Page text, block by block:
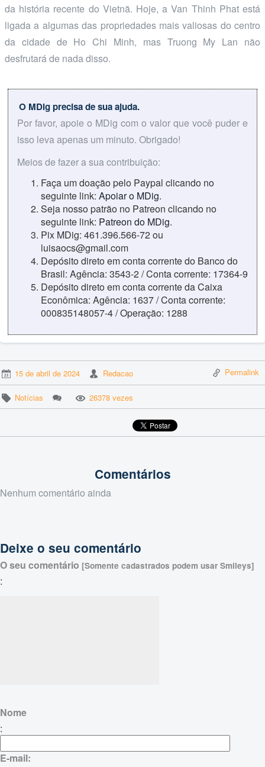
da história recente do Vietnã. Hoje, a Van Thinh Phat está
ligada a algumas das propriedades mais valiosas do centro
da cidade de Ho Chi Minh, mas Truong My Lan não
desfrutará de nada disso.
O MDig precisa de sua ajuda.
Por favor, apoie o MDig com o valor que você puder e
isso leva apenas um minuto. Obrigado!
Meios de fazer a sua contribuição:
Faça um doação pelo Paypal clicando no
seguinte link: Apoiar o MDig.
Seja nosso patrão no Patreon clicando no
seguinte link: Patreon do MDig.
Pix MDig: 461.396.566-72 ou
luisaocs@gmail.com
Depósito direto em conta corrente do Banco do
Brasil: Agência: 3543-2 / Conta corrente: 17364-9
Depósito direto em conta corrente da Caixa
Econômica: Agência: 1637 / Conta corrente:
000835148057-4 / Operação: 1288
15 de abril de 2024 Redacao Permalink
Notícias 26378 vezes
Comentários
Nenhum comentário ainda
Deixe o seu comentário
O seu comentário [Somente cadastrados podem usar Smileys]
:
Nome
:
E-mail: